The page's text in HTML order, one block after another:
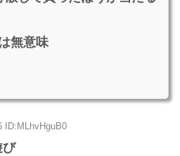
無意味
ID:MLhvHguB0
び